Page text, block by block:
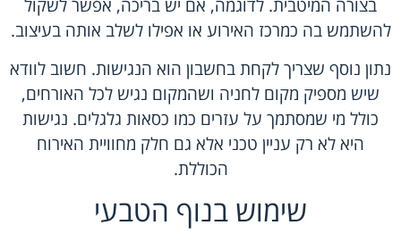
בצורה המיטבית. לדוגמה, אם יש בריכה, אפשר לשקול
להשתמש בה כמרכז האירוע או אפילו לשלב אותה בעיצוב.
נתון נוסף שצריך לקחת בחשבון הוא הנגישות. חשוב לוודא
שיש מספיק מקום לחניה ושהמקום נגיש לכל האורחים,
כולל מי שמסתמך על עזרים כמו כסאות גלגלים. נגישות
היא לא רק עניין טכני אלא גם חלק מחוויית האירוח
הכוללת.
שימוש בנוף הטבעי